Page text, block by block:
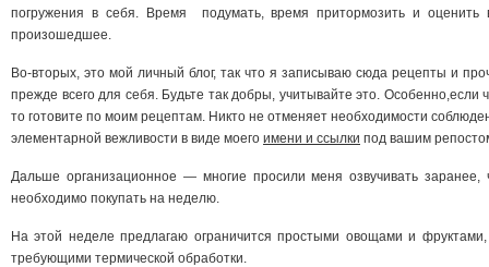
погружения в себя. Время подумать, время притормозить и оценить
произошедшее.
Во-вторых, это мой личный блог, так что я записываю сюда рецепты и
прежде всего для себя. Будьте так добры, учитывайте это. Особенно,если
то готовите по моим рецептам. Никто не отменяет необходимости
элементарной вежливости в виде моего имени и ссылки под вашим
Дальше организационное — многие просили меня озвучивать заранее,
необходимо покупать на неделю.
На этой неделе предлагаю ограничится простыми овощами и
требующими термической обработки.